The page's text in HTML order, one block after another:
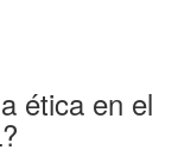
ética en el